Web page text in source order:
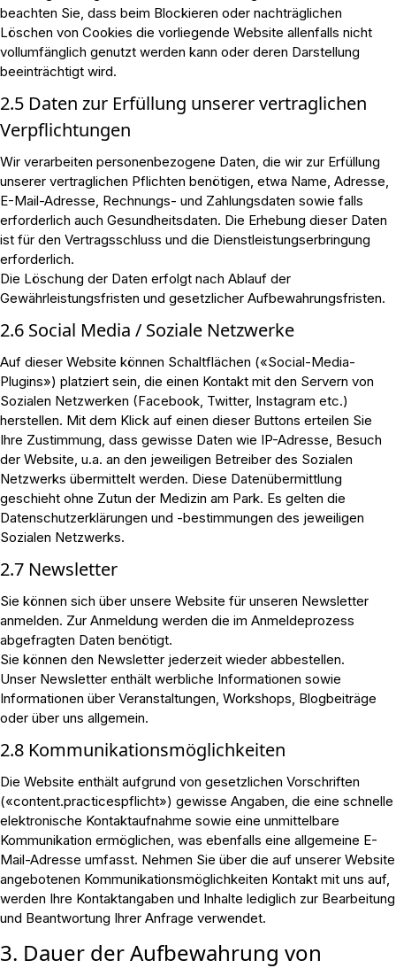
beachten Sie, dass beim Blockieren oder nachträglichen
Löschen von Cookies die vorliegende Website allenfalls nicht
vollumfänglich genutzt werden kann oder deren Darstellung
beeinträchtigt wird.
2.5 Daten zur Erfüllung unserer vertraglichen
Verpflichtungen
Wir verarbeiten personenbezogene Daten, die wir zur Erfüllung
unserer vertraglichen Pflichten benötigen, etwa Name, Adresse,
E-Mail-Adresse, Rechnungs- und Zahlungsdaten sowie falls
erforderlich auch Gesundheitsdaten. Die Erhebung dieser Daten
ist für den Vertragsschluss und die Dienstleistungserbringung
erforderlich.
Die Löschung der Daten erfolgt nach Ablauf der
Gewährleistungsfristen und gesetzlicher Aufbewahrungsfristen.
2.6 Social Media / Soziale Netzwerke
Auf dieser Website können Schaltflächen («Social-Media-
Plugins») platziert sein, die einen Kontakt mit den Servern von
Sozialen Netzwerken (Facebook, Twitter, Instagram etc.)
herstellen. Mit dem Klick auf einen dieser Buttons erteilen Sie
Ihre Zustimmung, dass gewisse Daten wie IP-Adresse, Besuch
der Website, u.a. an den jeweiligen Betreiber des Sozialen
Netzwerks übermittelt werden. Diese Datenübermittlung
geschieht ohne Zutun der Medizin am Park. Es gelten die
Datenschutzerklärungen und -bestimmungen des jeweiligen
Sozialen Netzwerks.
2.7 Newsletter
Sie können sich über unsere Website für unseren Newsletter
anmelden. Zur Anmeldung werden die im Anmeldeprozess
abgefragten Daten benötigt.
Sie können den Newsletter jederzeit wieder abbestellen.
Unser Newsletter enthält werbliche Informationen sowie
Informationen über Veranstaltungen, Workshops, Blogbeiträge
oder über uns allgemein.
2.8 Kommunikationsmöglichkeiten
Die Website enthält aufgrund von gesetzlichen Vorschriften
(«content.practicespflicht») gewisse Angaben, die eine schnelle
elektronische Kontaktaufnahme sowie eine unmittelbare
Kommunikation ermöglichen, was ebenfalls eine allgemeine E-
Mail-Adresse umfasst. Nehmen Sie über die auf unserer Website
angebotenen Kommunikationsmöglichkeiten Kontakt mit uns auf,
werden Ihre Kontaktangaben und Inhalte lediglich zur Bearbeitung
und Beantwortung Ihrer Anfrage verwendet.
3. Dauer der Aufbewahrung von